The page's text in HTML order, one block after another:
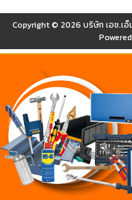
Copyright © 2026 บริษัท เอช.เอ็